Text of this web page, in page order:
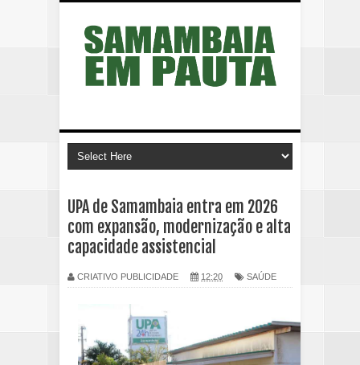
UPA de Samambaia entra em 2026
com expansão, modernização e alta
capacidade assistencial
CRIATIVO PUBLICIDADE 12:20 SAÚDE